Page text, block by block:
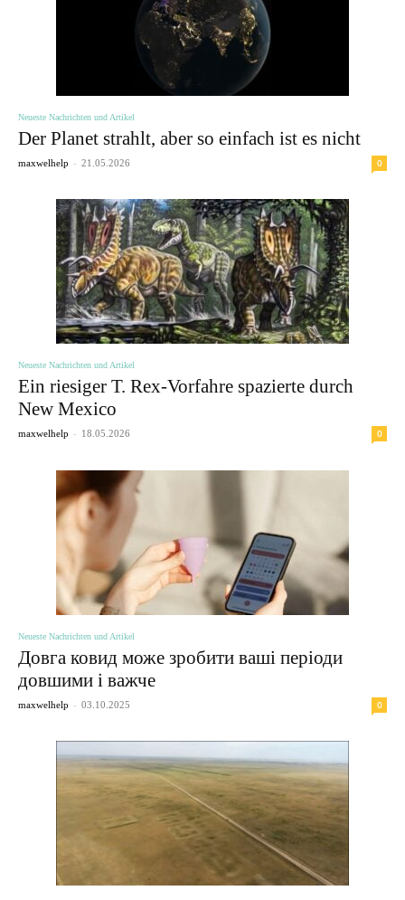
Neueste Nachrichten und Artikel
Der Planet strahlt, aber so einfach ist es nicht
maxwelhelp - 21.05.2026 0
Neueste Nachrichten und Artikel
Ein riesiger T. Rex-Vorfahre spazierte durch
New Mexico
maxwelhelp - 18.05.2026 0
Neueste Nachrichten und Artikel
Довга ковид може зробити ваші періоди
довшими і важче
maxwelhelp - 03.10.2025 0